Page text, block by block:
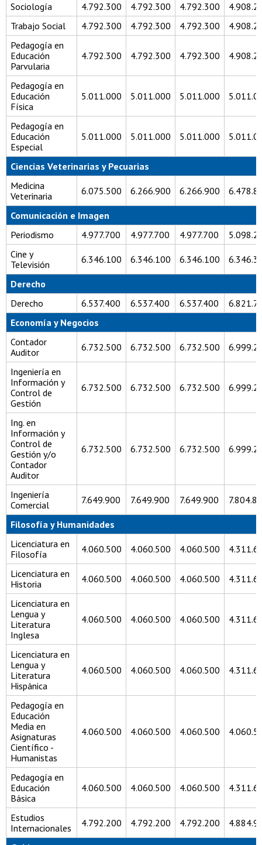
Sociología 4.792.300 4.792.300 4.792.300
Trabajo Social
4.792.300 4.792.300 4.792.300
Pedagogía en
Educación
Parvularia
4.792.300 4.792.300 4.792.300
Pedagogía en
Educación
Física
5.011.000 5.011.000 5.011.000
Pedagogía en
Educación
Especial
5.011.000 5.011.000 5.011.000
Ciencias Veterinarias y Pecuarias
Medicina
Veterinaria
6.075.500 6.266.900 6.266.900
Comunicación e Imagen
Periodismo
4.977.700 4.977.700 4.977.700
Cine y
Televisión
6.346.100 6.346.100 6.346.100
Derecho
Derecho
6.537.400 6.537.400 6.537.400
Economía y Negocios
Contador
Auditor
6.732.500 6.732.500 6.732.500
Ingeniería en
Información y
Control de
Gestión
6.732.500 6.732.500 6.732.500
Ing. en
Información y
Control de
Gestión y/o
Contador
Auditor
6.732.500 6.732.500 6.732.500
Ingeniería
Comercial
7.649.900 7.649.900 7.649.900
Filosofía y Humanidades
Licenciatura en
Filosofía
4.060.500 4.060.500 4.060.500
Licenciatura en
Historia
4.060.500 4.060.500 4.060.500
Licenciatura en
Lengua y
Literatura
Inglesa
4.060.500 4.060.500 4.060.500
Licenciatura en
Lengua y
Literatura
Hispánica
4.060.500 4.060.500 4.060.500
Pedagogía en
Educación
Media en
Asignaturas
Científico -
Humanistas
4.060.500 4.060.500 4.060.500
Pedagogía en
Educación
Básica
4.060.500 4.060.500 4.060.500
Estudios
Internacionales
4.792.200 4.792.200 4.792.200